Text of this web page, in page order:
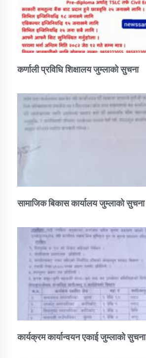
कर्णाली प्रविधि शिक्षालय जुम्लाको सुचना
सामाजिक बिकास कार्यालय जुम्लाकाे सुचना
कार्यक्रम कार्यान्वयन एकाई जुम्लाको सुचना